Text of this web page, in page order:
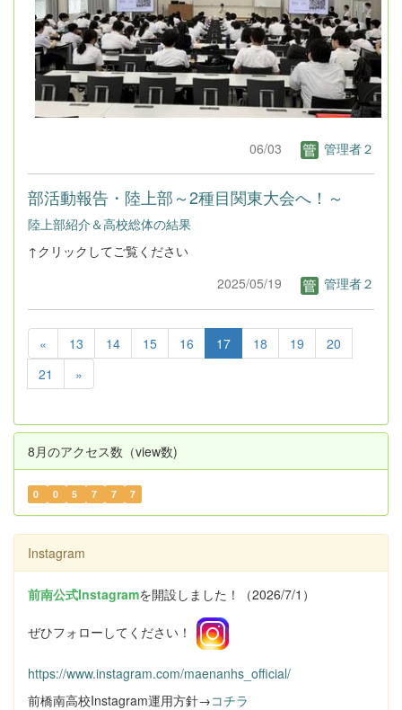
06/03 管理者２
部活動報告・陸上部～2種目関東大会へ！～
陸上部紹介＆高校総体の結果
↑クリックしてご覧ください
2025/05/19
管理者２
« 13 14 15 16 17 18 19
20
21
»
8月のアクセス数（view数)
0 0 5 7 7 7
Instagram
前南公式Instagramを開設しました！（2026/7/1）
ぜひフォローしてください！
https://www.instagram.com/maenanhs_official/
前橋南高校Instagram運用方針→コチラ